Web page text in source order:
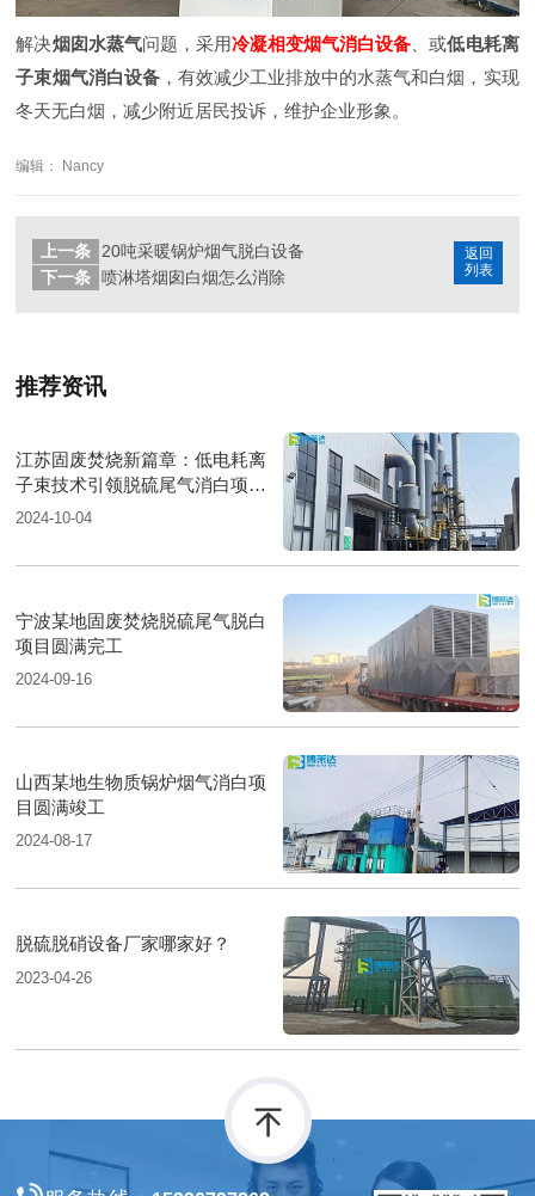
解决烟囱水蒸气问题，采用冷凝相变烟气消白设备 、或低电耗离
子束烟气消白设备，有效减少工业排放中的水蒸气和白烟，实现
冬天无白烟，减少附近居民投诉，维护企业形象。
编辑： Nancy
返回
列表
上一条
20吨采暖锅炉烟气脱白设备
下一条 喷淋塔烟囱白烟怎么消除
推荐资讯
江苏固废焚烧新篇章：低电耗离
子束技术引领脱硫尾气消白项目
圆满落成
2024-10-04
宁波某地固废焚烧脱硫尾气脱白
项目圆满完工
2024-09-16
山西某地生物质锅炉烟气消白项
目圆满竣工
2024-08-17
脱硫脱硝设备厂家哪家好？
2023-04-26